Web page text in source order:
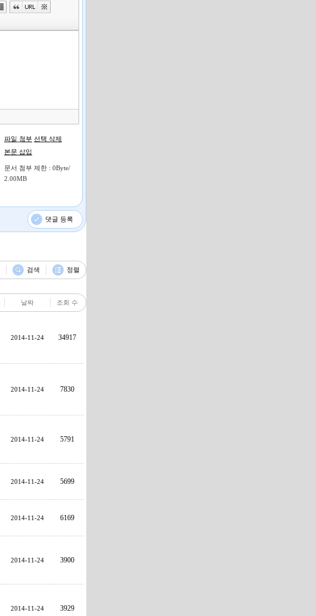
구
파일 첨부 선택 삭제
본문 삽입
문서 첨부 제한 : 0Byte/
2.00MB
댓글 등록
검색 정렬
날짜 조회 수
2014-11-24 34917
2014-11-24 7830
2014-11-24 5791
2014-11-24 5699
2014-11-24 6169
2014-11-24 3900
2014-11-24 3929